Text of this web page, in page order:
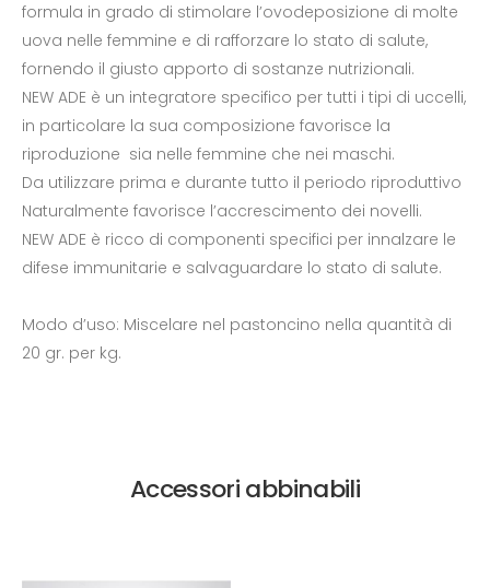
formula in grado di stimolare l’ovodeposizione di molte
uova nelle femmine e di rafforzare lo stato di salute,
fornendo il giusto apporto di sostanze nutrizionali.
NEW ADE è un integratore specifico per tutti i tipi di uccelli,
in particolare la sua composizione favorisce la
riproduzione sia nelle femmine che nei maschi.
Da utilizzare prima e durante tutto il periodo riproduttivo
Naturalmente favorisce l’accrescimento dei novelli.
NEW ADE è ricco di componenti specifici per innalzare le
difese immunitarie e salvaguardare lo stato di salute.
Modo d’uso: Miscelare nel pastoncino nella quantità di
20 gr. per kg.
Accessori abbinabili